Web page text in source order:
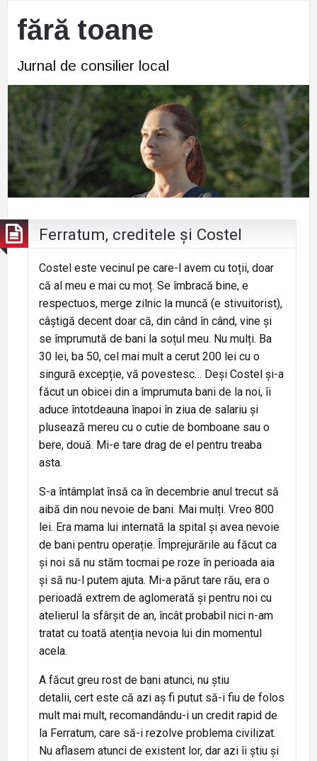
fără toane
Jurnal de consilier local
Ferratum, creditele și Costel
Costel este vecinul pe care-l avem cu toții, doar
că al meu e mai cu moț. Se îmbracă bine, e
respectuos, merge zilnic la muncă (e stivuitorist),
câștigă decent doar că, din când în când, vine și
se împrumută de bani la soțul meu. Nu mulți. Ba
30 lei, ba 50, cel mai mult a cerut 200 lei cu o
singură excepție, vă povestesc… Deși Costel și-a
făcut un obicei din a împrumuta bani de la noi, îi
aduce întotdeauna înapoi în ziua de salariu și
plusează mereu cu o cutie de bomboane sau o
bere, două. Mi-e tare drag de el pentru treaba
asta.
S-a întâmplat însă ca în decembrie anul trecut să
aibă din nou nevoie de bani. Mai mulți. Vreo 800
lei. Era mama lui internată la spital și avea nevoie
de bani pentru operație. Împrejurările au făcut ca
și noi să nu stăm tocmai pe roze în perioada aia
și să nu-l putem ajuta. Mi-a părut tare rău, era o
perioadă extrem de aglomerată și pentru noi cu
atelierul la sfârșit de an, încât probabil nici n-am
tratat cu toată atenția nevoia lui din momentul
acela.
A făcut greu rost de bani atunci, nu știu
detalii, cert este că azi aș fi putut să-i fiu de folos
mult mai mult, recomandându-i un credit rapid de
la Ferratum, care să-i rezolve problema civilizat.
Nu aflasem atunci de existent lor, dar azi îi știu și